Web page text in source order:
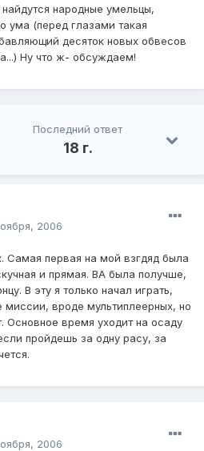
народные умельцы,
ума (перед глазами такая
десяток новых обвесов
Ну что ж- обсуждаем!
Последний ответ
18 г.
2006
Самая первая на мой взгдяд была
и прямая. ВА была получше,
В эту я только начал играть,
миссии, вроде мультиплеерных, но
Основное время уходит на осаду
пройдешь за одну расу, за
2006